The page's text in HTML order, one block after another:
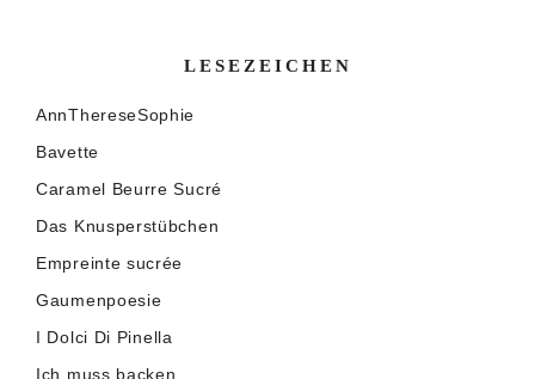
LESEZEICHEN
AnnThereseSophie
Bavette
Caramel Beurre Sucré
Das Knusperstübchen
Empreinte sucrée
Gaumenpoesie
I Dolci Di Pinella
Ich muss backen